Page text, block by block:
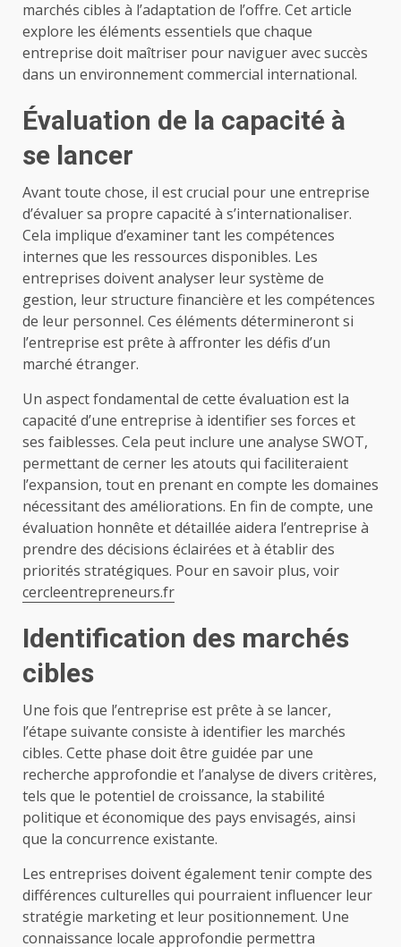
marchés cibles à l’adaptation de l’offre. Cet article
explore les éléments essentiels que chaque
entreprise doit maîtriser pour naviguer avec succès
dans un environnement commercial international.
Évaluation de la capacité à
se lancer
Avant toute chose, il est crucial pour une entreprise
d’évaluer sa propre capacité à s’internationaliser.
Cela implique d’examiner tant les compétences
internes que les ressources disponibles. Les
entreprises doivent analyser leur système de
gestion, leur structure financière et les compétences
de leur personnel. Ces éléments détermineront si
l’entreprise est prête à affronter les défis d’un
marché étranger.
Un aspect fondamental de cette évaluation est la
capacité d’une entreprise à identifier ses forces et
ses faiblesses. Cela peut inclure une analyse SWOT,
permettant de cerner les atouts qui faciliteraient
l’expansion, tout en prenant en compte les domaines
nécessitant des améliorations. En fin de compte, une
évaluation honnête et détaillée aidera l’entreprise à
prendre des décisions éclairées et à établir des
priorités stratégiques. Pour en savoir plus, voir
cercleentrepreneurs.fr
Identification des marchés
cibles
Une fois que l’entreprise est prête à se lancer,
l’étape suivante consiste à identifier les marchés
cibles. Cette phase doit être guidée par une
recherche approfondie et l’analyse de divers critères,
tels que le potentiel de croissance, la stabilité
politique et économique des pays envisagés, ainsi
que la concurrence existante.
Les entreprises doivent également tenir compte des
différences culturelles qui pourraient influencer leur
stratégie marketing et leur positionnement. Une
connaissance locale approfondie permettra